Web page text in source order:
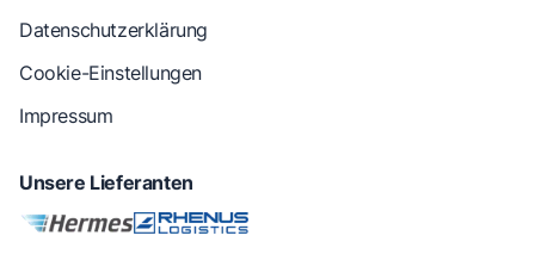
Datenschutzerklärung
Cookie-Einstellungen
Impressum
Unsere Lieferanten